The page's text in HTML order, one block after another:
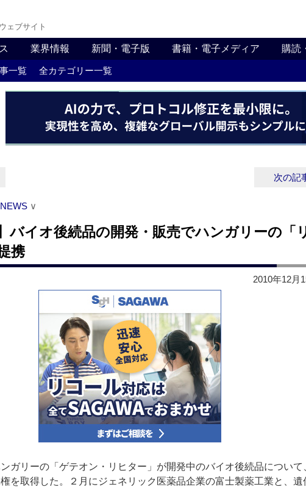
ェブサイト
業界情報 新聞・電子版 書籍・電子メディア 購読
一覧 全カテゴリー一覧
次の記
∨
バイオ後続品の開発・販売でハンガリーの「
携
2010年12月
ガリーの「ゲテオン・リヒター」が開発中のバイオ後続品について
を取得した。２月にジェネリック医薬品企業の富士製薬工業と、遺